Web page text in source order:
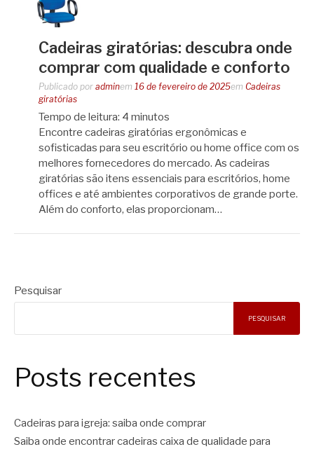
Cadeiras giratórias: descubra onde
comprar com qualidade e conforto
Publicado por adminem 16 de fevereiro de 2025em Cadeiras
giratórias
Tempo de leitura: 4 minutos
Encontre cadeiras giratórias ergonômicas e
sofisticadas para seu escritório ou home office com os
melhores fornecedores do mercado. As cadeiras
giratórias são itens essenciais para escritórios, home
offices e até ambientes corporativos de grande porte.
Além do conforto, elas proporcionam…
Pesquisar
PESQUISAR
Posts recentes
Cadeiras para igreja: saiba onde comprar
Saiba onde encontrar cadeiras caixa de qualidade para